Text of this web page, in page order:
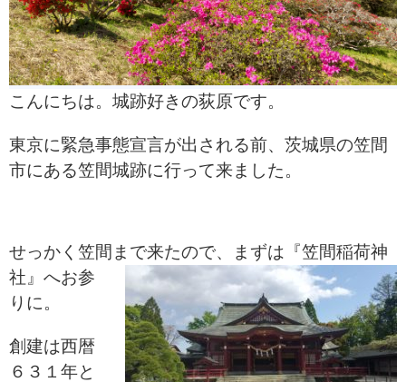
こんにちは。城跡好きの荻原です。
東京に緊急事態宣言が出される前、茨城県の笠間
市にある笠間城跡に行って来ました。
せっかく笠間まで来たので、 まずは 『笠間稲荷神
社』へお参
りに。
創建は西暦
６３１年と